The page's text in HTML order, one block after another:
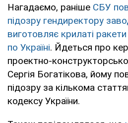
Нагадаємо, раніше СБУ
підозру гендиректору
виготовляє крилаті
по Україні. Йдеться про
проектно-
Сергія Богатікова, йому
підозру за кількома
кодексу України.